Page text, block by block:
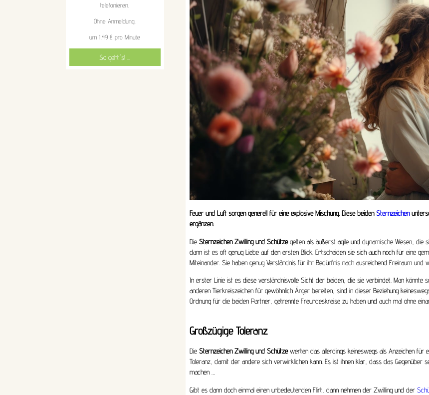
telefonieren.
Ohne Anmeldung.
um 1,49 € pro Minute
So geht´s! ...
Feuer und Luft sorgen generell für eine explosive Mischung. Diese beidenSternzeichen
ergänzen.
Die Sternzeichen Zwilling und Schützegelten als äußerst agile und dynamische Wesen, die
dann ist es oft genug Liebe auf den ersten Blick. Entscheiden sie sich auch noch für eine
Miteinander. Sie haben genug Verständnis für ihr Bedürfnis nach ausreichend Freiraum und
In erster Linie ist es diese verständnisvolle Sicht der beiden, die sie verbindet. Man könnte
anderen Tierkreiszeichen für gewöhnlich Ärger bereiten, sind in dieser Beziehung
Ordnung für die beiden Partner, getrennte Freundeskreise zu haben und auch mal ohne
Großzügige Toleranz
Die Sternzeichen Zwilling und Schützewerten das allerdings keineswegs als Anzeichen für
Toleranz, damit der andere sich verwirklichen kann. Es ist ihnen klar, dass das Gegenüber
machen …
Gibt es dann doch einmal einen unbedeutenden Flirt, dann nehmen der Zwilling und der